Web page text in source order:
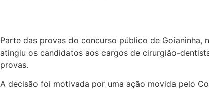
Parte das provas do concurso público de
atingiu os candidatos aos cargos de cirurgião-
provas.
A decisão foi motivada por uma ação movida pelo